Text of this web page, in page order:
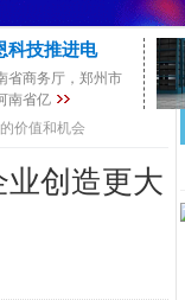
科技推进电
省商务厅，郑州市
南省亿
价值和机会
创造更大